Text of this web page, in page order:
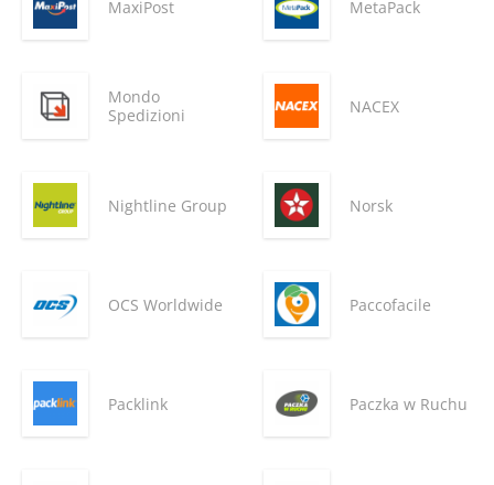
MaxiPost MetaPack
Mondo
Spedizioni
NACEX
Nightline Group Norsk
OCS Worldwide Paccofacile
Packlink Paczka w Ruchu